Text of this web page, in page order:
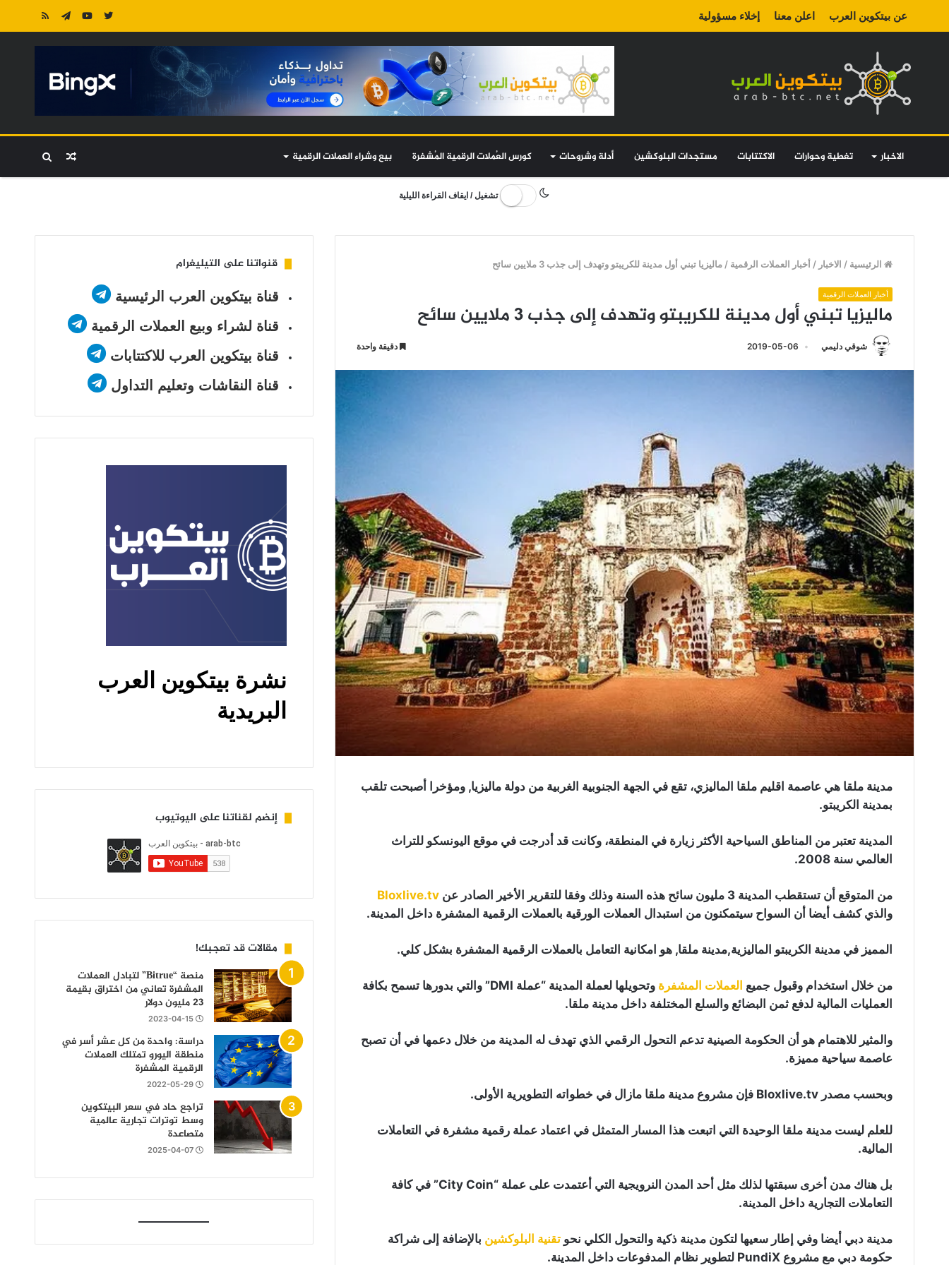
عن بيتكوين العرب اعلن معنا إخلاء مسؤولية
الاخبار تغطية وحوارات الاكتتابات مستجدات البلوكشين أدلة وشروحات كورس العُملات الرقمية المُشفرة بيع وشراء العملات الرقمية بحث مقال
تشغيل / ايقاف القراءة الليلية
الرئيسية / الاخبار / أخبار العملات الرقمية / ماليزيا تبني أول مدينة للكريبتو وتهدف إلى جذب 3 ملايين سائح
أخبار العملات الرقمية
ماليزيا تبني أول مدينة للكريبتو وتهدف إلى جذب 3 ملايين سائح
شوقي دليمي 2019-05-06 دقيقة واحدة
مدينة ملقا هي عاصمة اقليم ملقا الماليزي، تقع في الجهة الجنوبية الغربية من دولة ماليزيا, ومؤخرا أصبحت تلقب
بمدينة الكريبتو.
المدينة تعتبر من المناطق السياحية الأكثر زيارة في المنطقة، وكانت قد أدرجت في موقع اليونسكو للتراث
العالمي سنة 2008.
من المتوقع أن تستقطب المدينة 3 مليون سائح هذه السنة وذلك وفقا للتقرير الأخير الصادر عن
Bloxlive.tv
والذي كشف أيضا أن السواح سيتمكنون من استبدال العملات الورقية بالعملات الرقمية المشفرة داخل المدينة.
المميز في مدينة الكريبتو الماليزية,مدينة ملقا, هو امكانية التعامل بالعملات الرقمية المشفرة بشكل كلي.
من خلال استخدام وقبول جميع العملات المشفرة
وتحويلها لعملة المدينة “عملة DMI” والتي بدورها تسمح بكافة
العمليات المالية لدفع ثمن البضائع والسلع المختلفة داخل مدينة ملقا.
والمثير للاهتمام هو أن الحكومة الصينية تدعم التحول الرقمي الذي تهدف له المدينة من خلال دعمها في أن تصبح
عاصمة سياحية مميزة.
وبحسب مصدر Bloxlive.tv فإن مشروع مدينة ملقا مازال في خطواته التطويرية الأولى.
للعلم ليست مدينة ملقا الوحيدة التي اتبعت هذا المسار المتمثل في اعتماد عملة رقمية مشفرة في التعاملات
المالية.
بل هناك مدن أخرى سبقتها لذلك مثل أحد المدن النرويجية التي أعتمدت على عملة “City Coin” في كافة
التعاملات التجارية داخل المدينة.
مدينة دبي أيضا وفي إطار سعيها لتكون مدينة ذكية والتحول الكلي نحو تقنية البلوكشين بالإضافة إلى شراكة
حكومة دبي مع مشروع PundiX لتطوير نظام المدفوعات داخل المدينة.
رغم انهيارها إلى أدنى مستوى لها في 3
هونغ كونغ وتطالب بتعويضات تصل إلى
470 مليون دولار
بنك “BNY” يحضر لإضافة خدمة تحصيص
العملات الرقمية “Staking” عبر شراكة مع
ثلاث مؤشرات تحذر من تراجع جديد
قنواتنا على التيليغرام
قناة بيتكوين العرب الرئيسية
قناة لشراء وبيع العملات الرقمية
قناة بيتكوين العرب للاكتتابات
قناة النقاشات وتعليم التداول
إنضم لقناتنا على اليوتيوب
مقالات قد تعجبك!
منصة “Bitrue” لتبادل العملات
المشفرة تعاني من اختراق بقيمة
23 مليون دولار
2023-04-15
دراسة: واحدة من كل عشر أسر في
منطقة اليورو تمتلك العملات
الرقمية المشفرة
2022-05-29
تراجع حاد في سعر البيتكوين
وسط توترات تجارية عالمية
متصاعدة
2025-04-07